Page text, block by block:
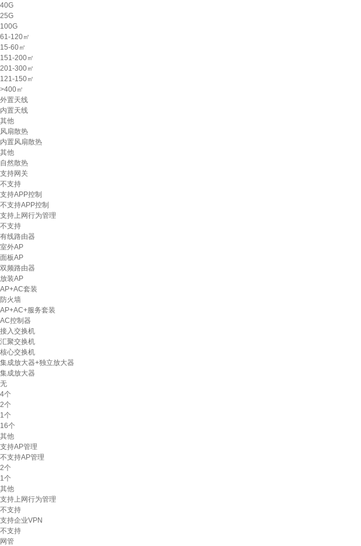
40G
25G
100G
61-120㎡
15-60㎡
151-200㎡
201-300㎡
121-150㎡
>400㎡
外置天线
内置天线
其他
风扇散热
内置风扇散热
其他
自然散热
支持网关
不支持
支持APP控制
不支持APP控制
支持上网行为管理
不支持
有线路由器
室外AP
面板AP
双频路由器
放装AP
AP+AC套装
防火墙
AP+AC+服务套装
AC控制器
接入交换机
汇聚交换机
核心交换机
集成放大器+独立放大器
集成放大器
无
4个
2个
1个
16个
其他
支持AP管理
不支持AP管理
2个
1个
其他
支持上网行为管理
不支持
支持企业VPN
不支持
网管